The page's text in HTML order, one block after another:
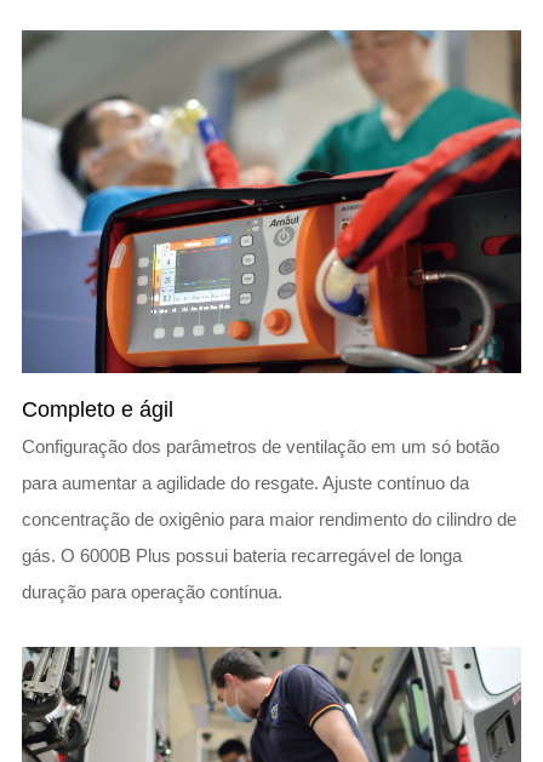
Completo e ágil
Configuração dos parâmetros de ventilação em um só botão
para aumentar a agilidade do resgate. Ajuste contínuo da
concentração de oxigênio para maior rendimento do cilindro de
gás. O 6000B Plus possui bateria recarregável de longa
duração para operação contínua.